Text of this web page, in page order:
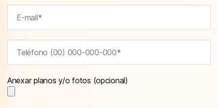
Anexar planos y/o fotos (opcional)